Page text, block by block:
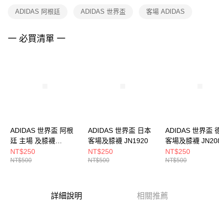
權轉讓予恩沛科技股份有限公司。
３．未成年的使用者請事先徵得法定代理人或監護人之同意方可使用
「AFTEE先享後付」，若未經同意申辦者引起之損失，本公司不負相關責
ADIDAS 阿根廷 ADIDAS 世界盃 客場 ADIDAS
一 必買清單 一
ADIDAS 世界盃 阿根
廷 主場 及膝襪
JM8891
NT$250
NT$500
ADIDAS 世界盃 日本
客場及膝襪 JN1920
NT$250
NT$500
ADIDAS 世界盃
客場及膝襪
NT$250
NT$500
詳細說明 相關推薦